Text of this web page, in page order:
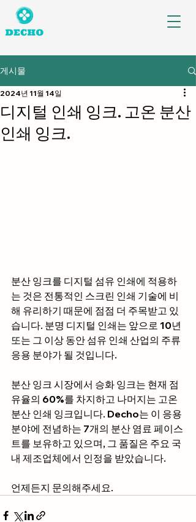
게시물
디지털 인쇄 잉크. 고온 분산
인쇄 잉크.
2024년 11월 14일
분산 잉크를 디지털 섬유 인쇄에 적용하
는 것은 전통적인 스크린 인쇄 기술에 비
해 유리하기 때문에 점점 더 주목받고 있
습니다. 분명 디지털 인쇄는 앞으로 10년
또는 그 이상 동안 섬유 인쇄 산업의 주류
응용 분야가 될 것입니다.
분산 잉크 시장에서 승화 잉크는 현재 점
유율의 60%를 차지하고 나머지는 고온
분산 인쇄 잉크입니다. Decho는 이 응용
분야에 전념하는 7개의 분산 염료 페이스
트를 보유하고 있으며, 그 품질은 주요 국
내 제조업체에서 인정을 받았습니다.
언제든지 문의해주세요.